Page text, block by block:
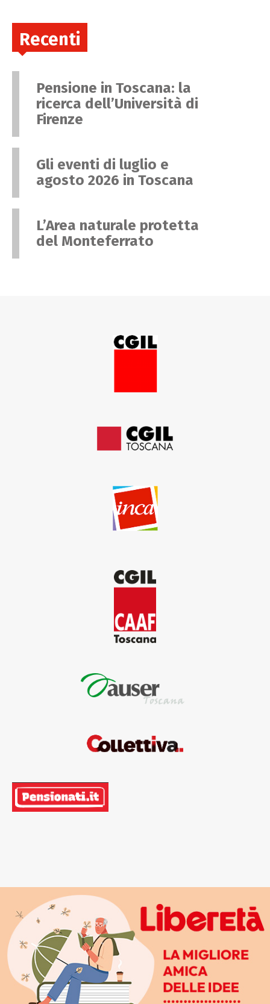
Recenti
Pensione in Toscana: la
ricerca dell’Università di
Firenze
Gli eventi di luglio e
agosto 2026 in Toscana
L’Area naturale protetta
del Monteferrato